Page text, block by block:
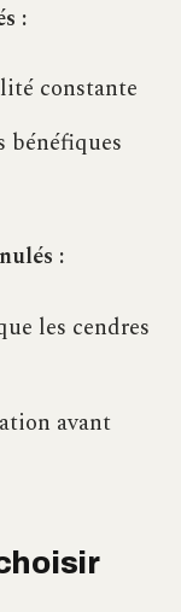
:
constante
bénéfiques
:
les cendres
avant